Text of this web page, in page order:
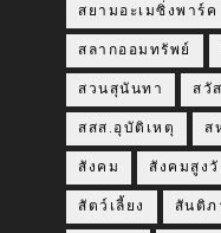
สยามอะเมซิ่งพาร์ค
สลากออมทรัพย์
สวนสุนันทา สวั
สสส.อุบัติเหตุ ส
สังคม สังคมสูงวั
สัตว์เลี้ยง สันติภ